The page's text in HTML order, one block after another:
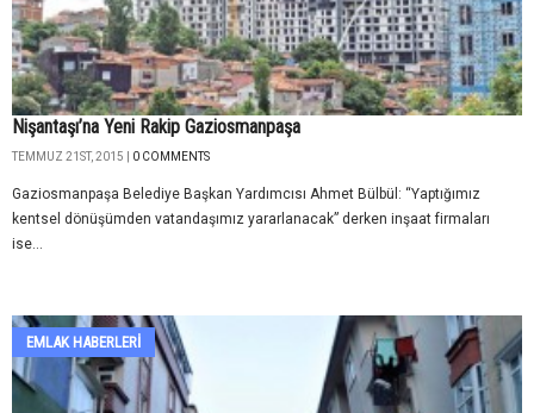
Nişantaşı’na Yeni Rakip Gaziosmanpaşa
TEMMUZ 21ST, 2015 | 0 COMMENTS
Gaziosmanpaşa Belediye Başkan Yardımcısı Ahmet Bülbül: “Yaptığımız
kentsel dönüşümden vatandaşımız yararlanacak” derken inşaat firmaları
ise...
EMLAK HABERLERI